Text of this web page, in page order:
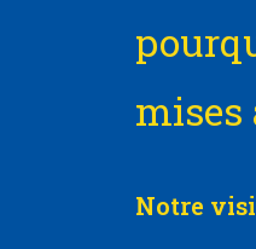
mises
Notre